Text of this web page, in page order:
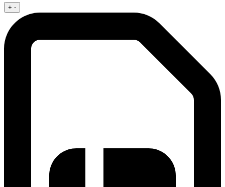
+ -